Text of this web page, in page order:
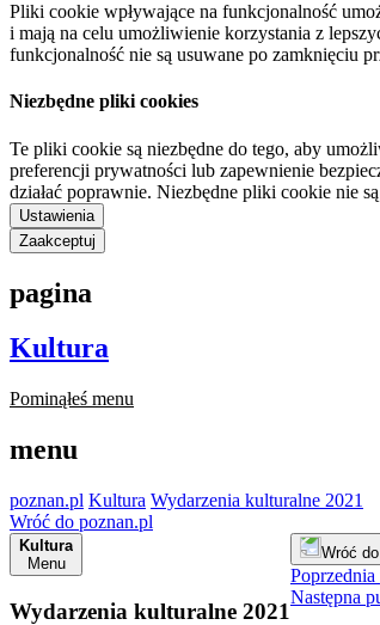
Pliki cookie wpływające na funkcjonalność
i mają na celu umożliwienie korzystania z
funkcjonalność nie są usuwane po zamknięciu
Niezbędne pliki cookies
Te pliki cookie są niezbędne do tego, aby
preferencji prywatności lub zapewnienie
działać poprawnie. Niezbędne pliki cookie nie
Ustawienia
Zaakceptuj
pagina
Kultura
Pominąłeś menu
menu
poznan.pl Kultura Wydarzenia kulturalne 2021
Wróć do poznan.pl
Kultura
Menu
Wydarzenia kulturalne 2021
Wróć
Następna